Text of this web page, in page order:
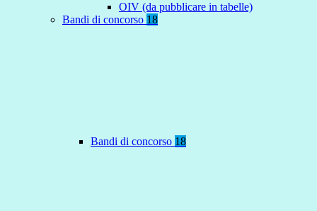
OIV (da pubblicare in tabelle)
Bandi di concorso 18
Bandi di concorso 18